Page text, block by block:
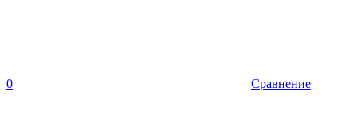
0 Сравнение